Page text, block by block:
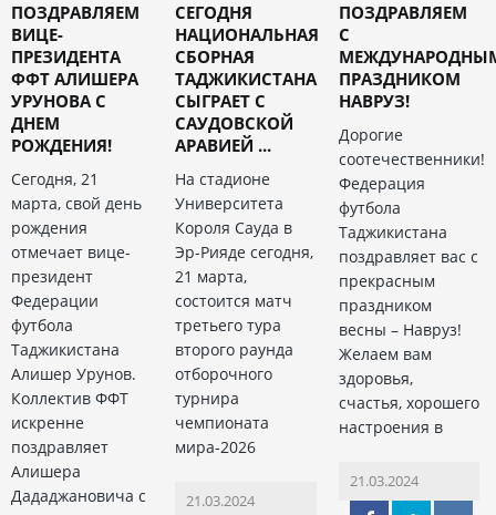
ПОЗДРАВЛЯЕМ
ВИЦЕ-
ПРЕЗИДЕНТА
ФФТ АЛИШЕРА
УРУНОВА С
ДНЕМ
РОЖДЕНИЯ!
Сегодня, 21
марта, свой день
рождения
отмечает вице-
президент
Федерации
футбола
Таджикистана
Алишер Урунов.
Коллектив ФФТ
искренне
поздравляет
Алишера
Дададжановича с
СЕГОДНЯ
НАЦИОНАЛЬНАЯ
СБОРНАЯ
ТАДЖИКИСТАНА
СЫГРАЕТ С
САУДОВСКОЙ
АРАВИЕЙ ...
На стадионе
Университета
Короля Сауда в
Эр-Рияде сегодня,
21 марта,
состоится матч
третьего тура
второго раунда
отборочного
турнира
чемпионата
мира-2026
21.03.2024
ПОЗДРАВЛЯЕМ
С
ПРАЗДНИКОМ
НАВРУЗ!
Дорогие
соотечественники!
Федерация
футбола
Таджикистана
поздравляет вас с
прекрасным
праздником
весны – Навруз!
Желаем вам
здоровья,
счастья, хорошего
настроения в
21.03.2024